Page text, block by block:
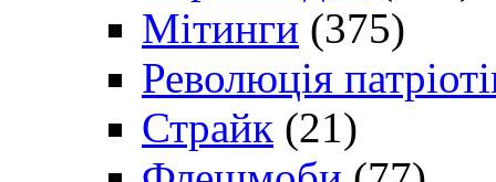
Мітинги (375)
Революція
Страйк (21)